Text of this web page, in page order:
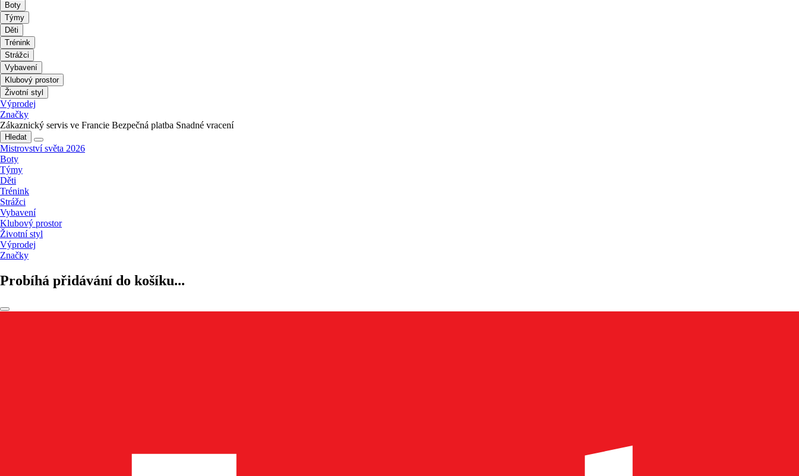
Boty
Týmy
Děti
Trénink
Strážci
Vybavení
Klubový prostor
Životní styl
Výprodej
Značky
Zákaznický servis ve Francie Bezpečná platba Snadné vracení
Hledat
Mistrovství světa 2026
Boty
Týmy
Děti
Trénink
Strážci
Vybavení
Klubový prostor
Životní styl
Výprodej
Značky
Probíhá přidávání do košíku...